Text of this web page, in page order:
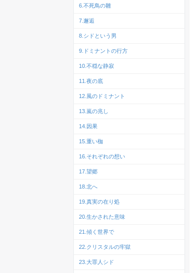
6.不死鳥の雛
7.邂逅
8.シドという男
9.ドミナントの行方
10.不穏な静寂
11.夜の底
12.風のドミナント
13.嵐の兆し
14.因果
15.重い枷
16.それぞれの想い
17.望郷
18.北へ
19.真実の在り処
20.生かされた意味
21.傾く世界で
22.クリスタルの牢獄
23.大罪人シド